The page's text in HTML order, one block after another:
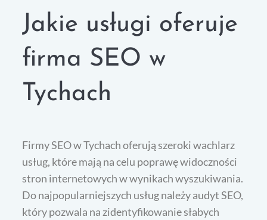
Jakie usługi oferuje
firma SEO w
Tychach
Firmy SEO w Tychach oferują szeroki wachlarz
usług, które mają na celu poprawę widoczności
stron internetowych w wynikach wyszukiwania.
Do najpopularniejszych usług należy audyt SEO,
który pozwala na zidentyfikowanie słabych